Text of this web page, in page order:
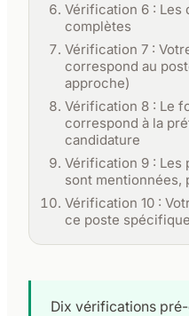
Vérification 6 : Les
complètes
Vérification 7 :
correspond au
approche)
Vérification 8 : Le
correspond à la
candidature
Vérification 9 : Les
sont mentionnées,
Vérification 10 :
ce poste spécifique
Dix vérifications